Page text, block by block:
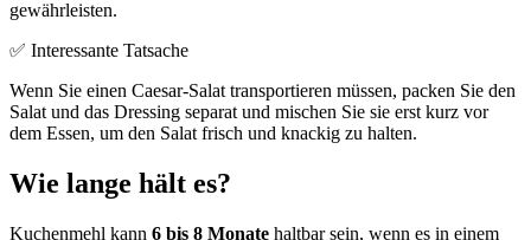
gewährleisten.
✅ Interessante Tatsache
Wenn Sie einen Caesar-Salat transportieren müssen, packen Sie den
Salat und das Dressing separat und mischen Sie sie erst kurz vor
dem Essen, um den Salat frisch und knackig zu halten.
Wie lange hält es?
Kuchenmehl kann 6 bis 8 Monate haltbar sein, wenn es in einem